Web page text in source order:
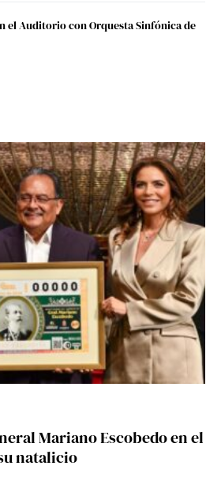
el Auditorio con Orquesta Sinfónica de
Mariano Escobedo en el
natalicio